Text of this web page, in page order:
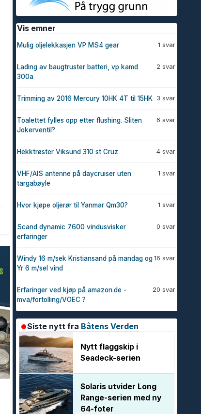
Vis emner
1 svar
Mulig oljelekkasjen VP MS4 gear
2 svar
Lading av baugtruster batteri, vp kamd
300a
3 svar
Trimming av 2016 Mercury 10HK 4T til 15HK
6 svar
Toalettet fylles opp etter flushing. Sliten
Jokerventil?
4 svar
Hekktrøster Viksund 310 st Cruz
1 svar
VHF/AIS antenne på daycruiser uten
targabøyle
1 svar
Hvor kjøpe oljerør til Yanmar Qm30?
0 svar
Scand dynamic 7600 vindusvisker
erfaringer
16 svar
Windy 16 m/sek Kristiansand på mandag og
Yr 6 m/sel vind
20 svar
Erfaringer ved kjøp på amazon.de -
mva/fortolling/VOEC ?
Siste nytt fra Båtens Verden
Nytt flaggskip i
Seadeck-serien
Solaris utvider Long
Range-serien med ny
64-foter